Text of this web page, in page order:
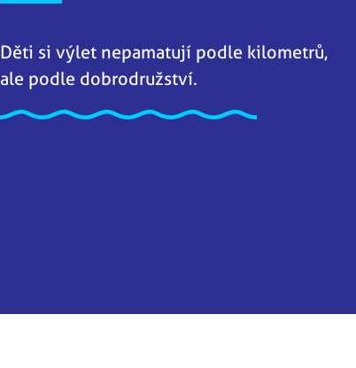
Děti si výlet nepamatují podle kilometrů,
ale podle dobrodružství.